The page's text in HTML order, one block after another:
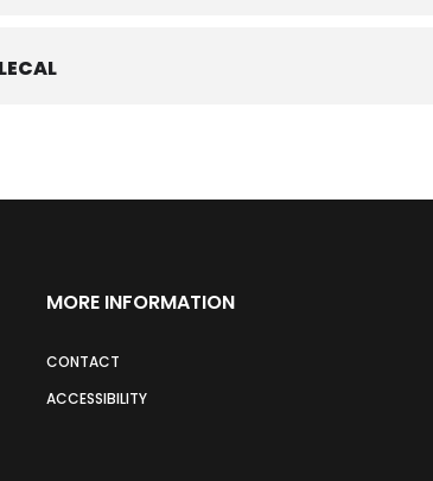
MORE INFORMATION
CONTACT
ACCESSIBILITY